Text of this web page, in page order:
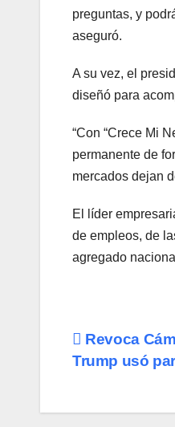
preguntas, y
aseguró.
A su vez, el
diseñó para
“Con “Crece Mi
permanente de
mercados dejan
El líder
de empleos, de
agregado
Revoca
Trump usó